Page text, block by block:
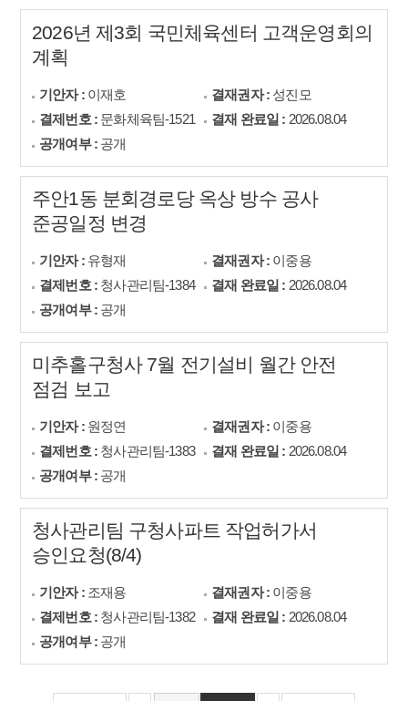
2026년 제3회 국민체육센터 고객운영회의
계획
기안자 : 이재호 결재권자 : 성진모
결제번호 : 문화체육팀-1521 결재 완료일 : 2026.08.04
공개여부 : 공개
주안1동 분회경로당 옥상 방수 공사
준공일정 변경
기안자 : 유형재 결재권자 : 이중용
결제번호 : 청사관리팀-1384 결재 완료일 : 2026.08.04
공개여부 : 공개
미추홀구청사 7월 전기설비 월간 안전
점검 보고
기안자 : 원정연 결재권자 : 이중용
결제번호 : 청사관리팀-1383 결재 완료일 : 2026.08.04
공개여부 : 공개
청사관리팀 구청사파트 작업허가서
승인요청(8/4)
기안자 : 조재용 결재권자 : 이중용
결제번호 : 청사관리팀-1382 결재 완료일 : 2026.08.04
공개여부 : 공개